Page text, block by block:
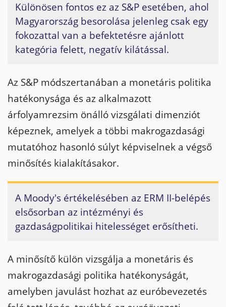
Különösen fontos ez az S&P esetében, ahol
Magyarország besorolása jelenleg csak egy
fokozattal van a befektetésre ajánlott
kategória felett, negatív kilátással.
Az S&P módszertanában a monetáris politika
hatékonysága és az alkalmazott
árfolyamrezsim önálló vizsgálati dimenziót
képeznek, amelyek a többi makrogazdasági
mutatóhoz hasonló súlyt képviselnek a végső
minősítés kialakításakor.
A Moody's értékelésében az ERM II-belépés
elsősorban az intézményi és
gazdaságpolitikai hitelességet erősítheti.
A minősítő külön vizsgálja a monetáris és
makrogazdasági politika hatékonyságát,
amelyben javulást hozhat az euróbevezetés